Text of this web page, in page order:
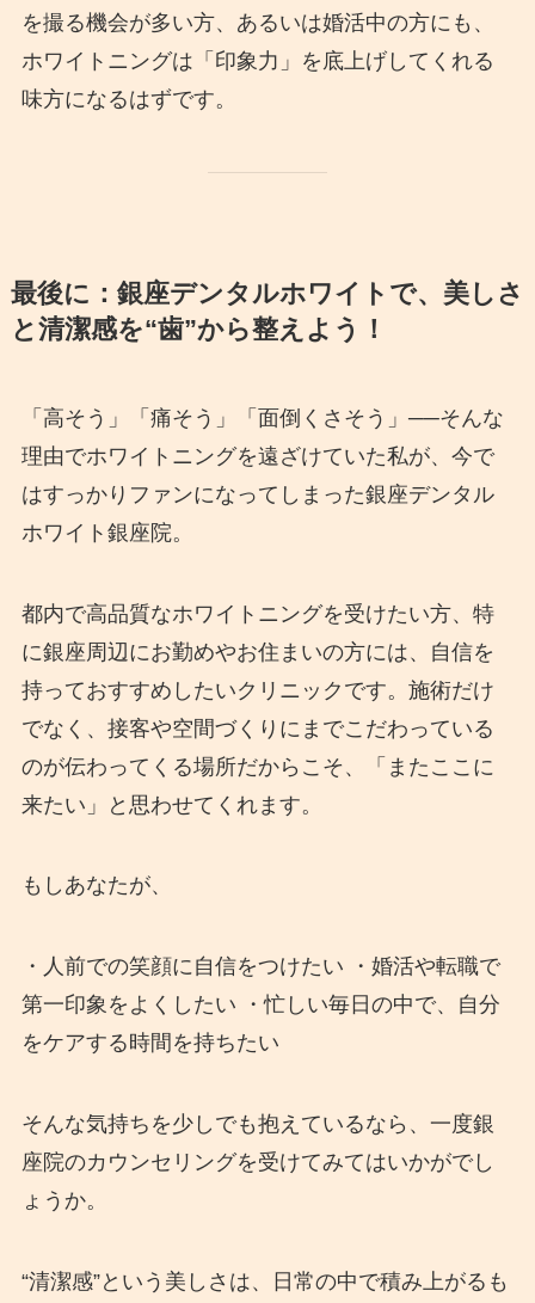
を撮る機会が多い方、あるいは婚活中の方にも、
ホワイトニングは「印象力」を底上げしてくれる
味方になるはずです。
最後に：銀座デンタルホワイトで、美しさ
と清潔感を“歯”から整えよう！
「高そう」「痛そう」「面倒くさそう」──そんな
理由でホワイトニングを遠ざけていた私が、今で
はすっかりファンになってしまった銀座デンタル
ホワイト銀座院。
都内で高品質なホワイトニングを受けたい方、特
に銀座周辺にお勤めやお住まいの方には、自信を
持っておすすめしたいクリニックです。施術だけ
でなく、接客や空間づくりにまでこだわっている
のが伝わってくる場所だからこそ、「またここに
来たい」と思わせてくれます。
もしあなたが、
・人前での笑顔に自信をつけたい ・婚活や転職で
第一印象をよくしたい ・忙しい毎日の中で、自分
をケアする時間を持ちたい
そんな気持ちを少しでも抱えているなら、一度銀
座院のカウンセリングを受けてみてはいかがでし
ょうか。
“清潔感”という美しさは、日常の中で積み上がるも